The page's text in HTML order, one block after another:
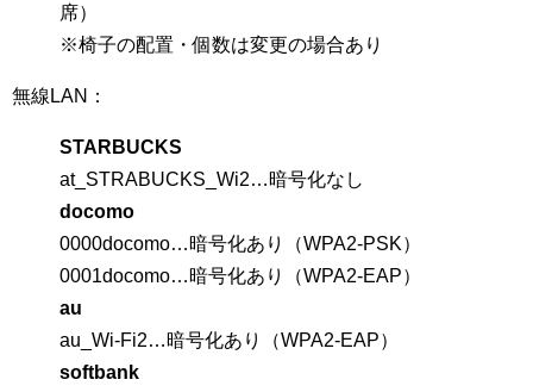
席）
※椅子の配置・個数は変更の場合あり
無線LAN：
STARBUCKS
at_STRABUCKS_Wi2…暗号化なし
docomo
0000docomo…暗号化あり（WPA2-PSK）
0001docomo…暗号化あり（WPA2-EAP）
au
au_Wi-Fi2…暗号化あり（WPA2-EAP）
softbank